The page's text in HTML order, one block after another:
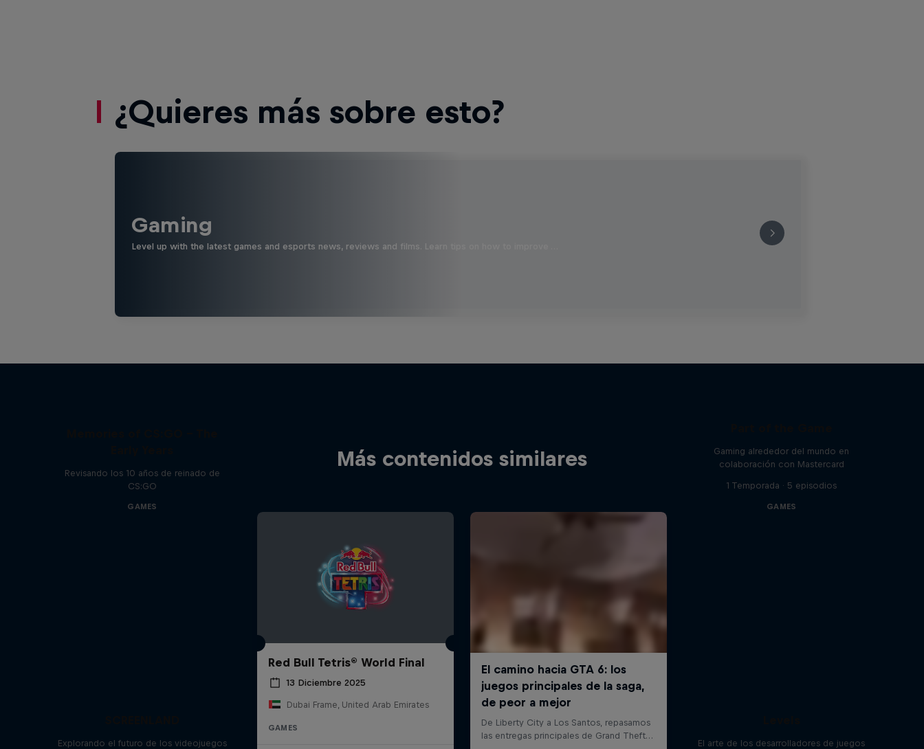
¿Quieres más sobre esto?
Gaming
Level up with the latest games and esports news, reviews and films. Learn tips on how to improve …
Más contenidos similares
Revisando los 10 años de reinado de
CS:GO
GAMES
Red Bull Tetris® World Final
13 Diciembre 2025
Dubai Frame, United Arab Emirates
GAMES
Gaming alrededor del mundo en
colaboración con Mastercard
1 Temporada · 5 episodios
GAMES
Explorando el futuro de los videojuegos El arte de los desarrolladores de juegos